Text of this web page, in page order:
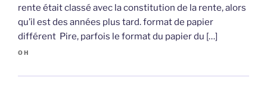
rente était classé avec la constitution de la rente, alors
qu’il est des années plus tard. format de papier
différent Pire, parfois le format du papier du […]
OH